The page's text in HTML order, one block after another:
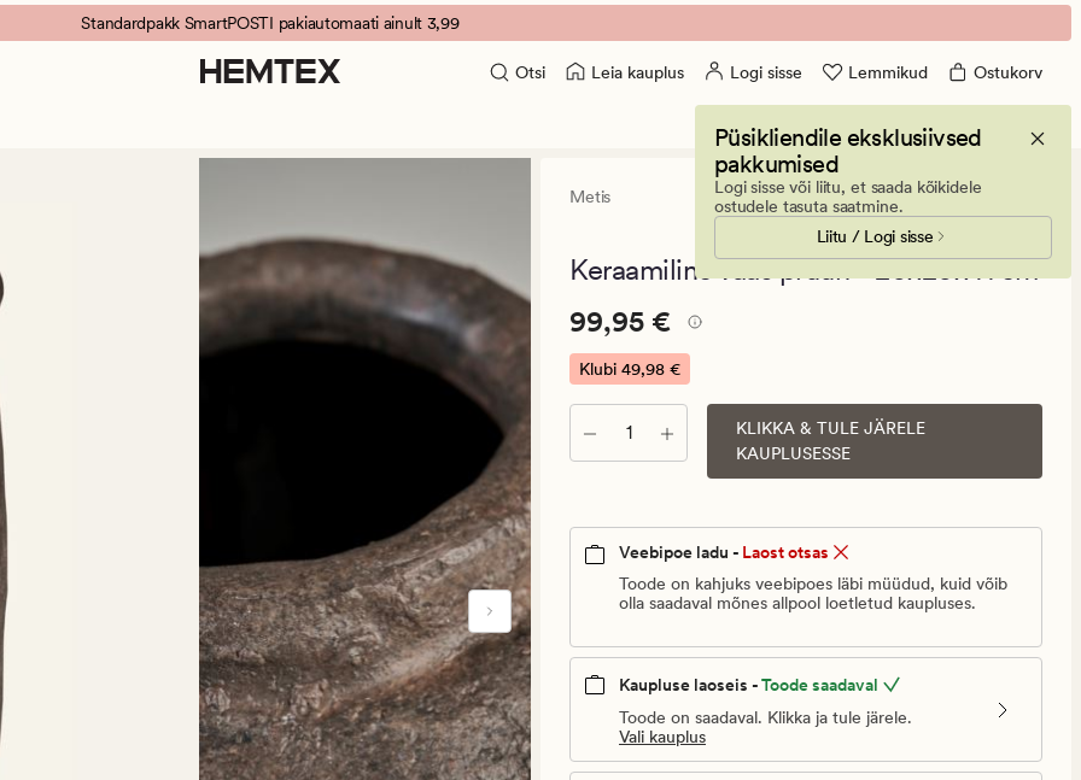
Standardpakk SmartPOSTI pakiautomaati ainult 3,99
Otsi Leia kauplus Logi sisse Lemmikud Ostukorv
Püsikliendile eksklusiivsed
pakkumised
Logi sisse või liitu, et saada kõikidele
ostudele tasuta saatmine.
Liitu / Logi sisse
Metis
arvustust
5
Keraamiline vaas pruun - 20x20x41 cm
Pris_ee
99,95
€.
Klubi
49,98
€
Pris_ee 99,95 €
99,95 €
Klubi 49,98 €
Kogus
KLIKKA & TULE JÄRELE
KAUPLUSESSE
Veebipoe ladu - Laost otsas
Toode on kahjuks veebipoes läbi müüdud, kuid võib
olla saadaval mõnes allpool loetletud kaupluses.
Kaupluse laoseis -Toode saadaval
Toode on saadaval. Klikka ja tule järele.
Vali kauplus